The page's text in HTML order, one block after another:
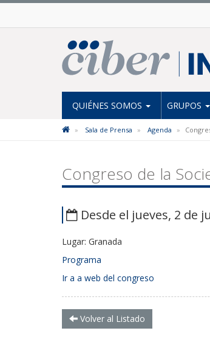
QUIÉNES SOMOS GRUPOS
Sala de Prensa Agenda
Congreso de la
Desde el jueves, 2 de
Lugar: Granada
Programa
Ir a a web del congreso
Volver al Listado